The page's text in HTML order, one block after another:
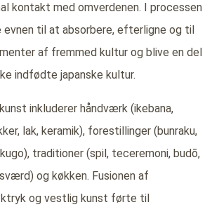
kontakt med omverdenen. I processen
evnen til at absorbere, efterligne og til
af fremmed kultur og blive en del
indfødte japanske kultur.
inkluderer håndværk (ikebana,
lak, keramik), forestillinger (bunraku,
traditioner (spil, teceremoni, budō,
og køkken. Fusionen af
og vestlig kunst førte til